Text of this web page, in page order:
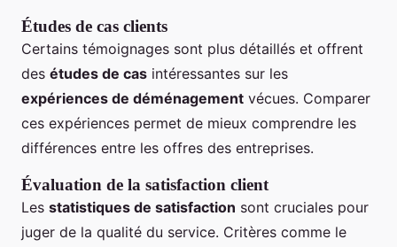
Études de cas clients
Certains témoignages sont plus détaillés et offrent
des études de cas intéressantes sur les
expériences de déménagement vécues. Comparer
ces expériences permet de mieux comprendre les
différences entre les offres des entreprises.
Évaluation de la satisfaction client
Les statistiques de satisfaction sont cruciales pour
juger de la qualité du service. Critères comme le